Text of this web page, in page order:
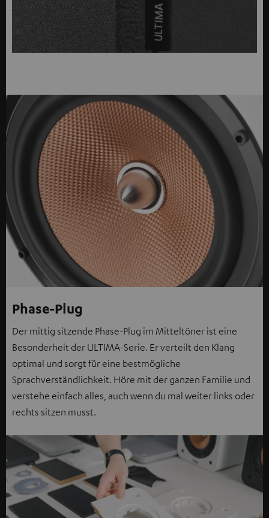
Phase-Plug
Der mittig sitzende Phase-Plug im Mitteltöner ist eine
Besonderheit der ULTIMA-Serie. Er verteilt den Klang
optimal und sorgt für eine bestmögliche
Sprachverständlichkeit. Höre mit der ganzen Familie und
verstehe einfach alles, auch wenn du mal weiter links oder
rechts sitzen musst.